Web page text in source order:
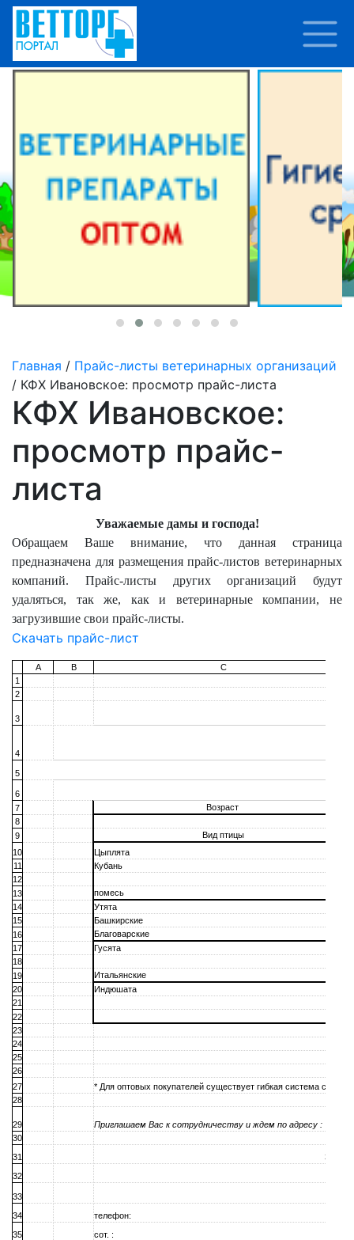
Главная / Прайс-листы ветеринарных организаций
/ КФХ Ивановское: просмотр прайс-листа
КФХ Ивановское:
просмотр прайс-
листа
Уважаемые дамы и господа!
Обращаем Ваше внимание, что данная страница
предназначена для размещения прайс-листов ветеринарных
компаний. Прайс-листы других организаций будут
удаляться, так же, как и ветеринарные компании, не
загрузившие свои прайс-листы.
Скачать прайс-лист
A B
C
1
2
3
4
5
6
7
Возраст
8
9
Вид птицы
10
Цыплята
11
Кубань
12
13
помесь
14
Утята
15
Башкирские
16
Благоварские
17
Гусята
18
19
Итальянские
20
Индюшата
21
22
23
24
25
26
27
* Для оптовых покупателей cуществует гибкая система скидок .
28
29
Приглашаем Вас к сотрудничеству и ждем по адресу :
30
31
353831
32
33
34
телефон:
35
сот. :